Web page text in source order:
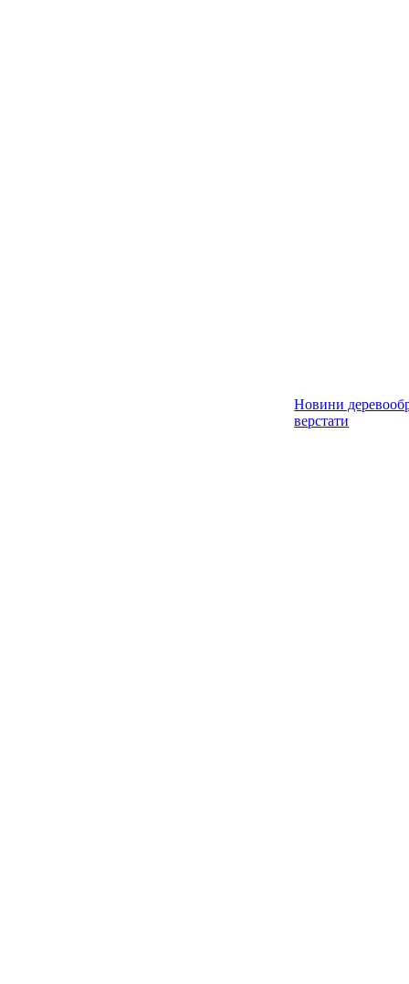
Новини
верстати